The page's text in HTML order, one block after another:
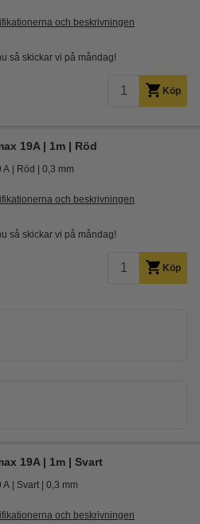
och beskrivningen
så skickar vi på måndag!
Köp
19A | 1m | Röd
A Röd 0,3 mm
och beskrivningen
så skickar vi på måndag!
Köp
19A | 1m | Svart
A Svart 0,3 mm
och beskrivningen